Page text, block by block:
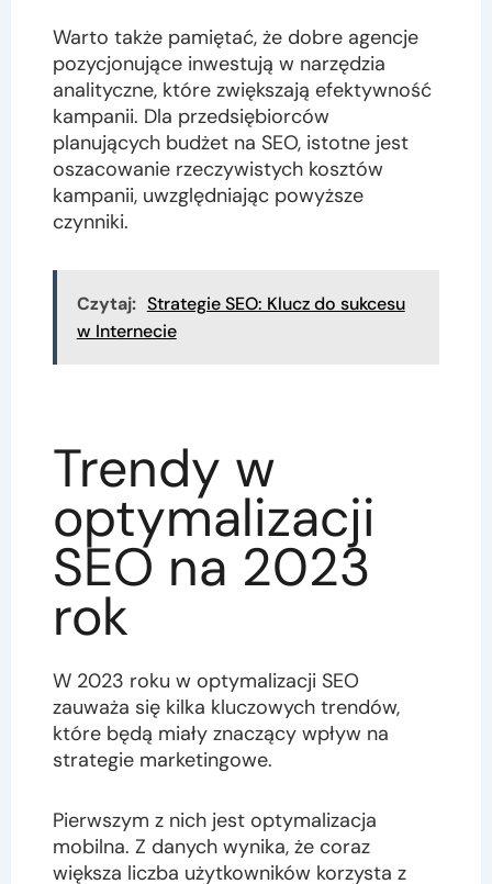
Warto także pamiętać, że dobre agencje
pozycjonujące inwestują w narzędzia
analityczne, które zwiększają efektywność
kampanii. Dla przedsiębiorców
planujących budżet na SEO, istotne jest
oszacowanie rzeczywistych kosztów
kampanii, uwzględniając powyższe
czynniki.
Czytaj: Strategie SEO: Klucz do sukcesu
w Internecie
Trendy w
optymalizacji
SEO na 2023
rok
W 2023 roku w optymalizacji SEO
zauważa się kilka kluczowych trendów,
które będą miały znaczący wpływ na
strategie marketingowe.
Pierwszym z nich jest optymalizacja
mobilna. Z danych wynika, że coraz
większa liczba użytkowników korzysta z